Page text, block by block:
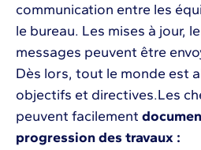
communication entre les
le bureau. Les mises à jour,
messages peuvent être
Dès lors, tout le monde est
objectifs et directives.Les
peuvent facilement
progressiondes travaux :